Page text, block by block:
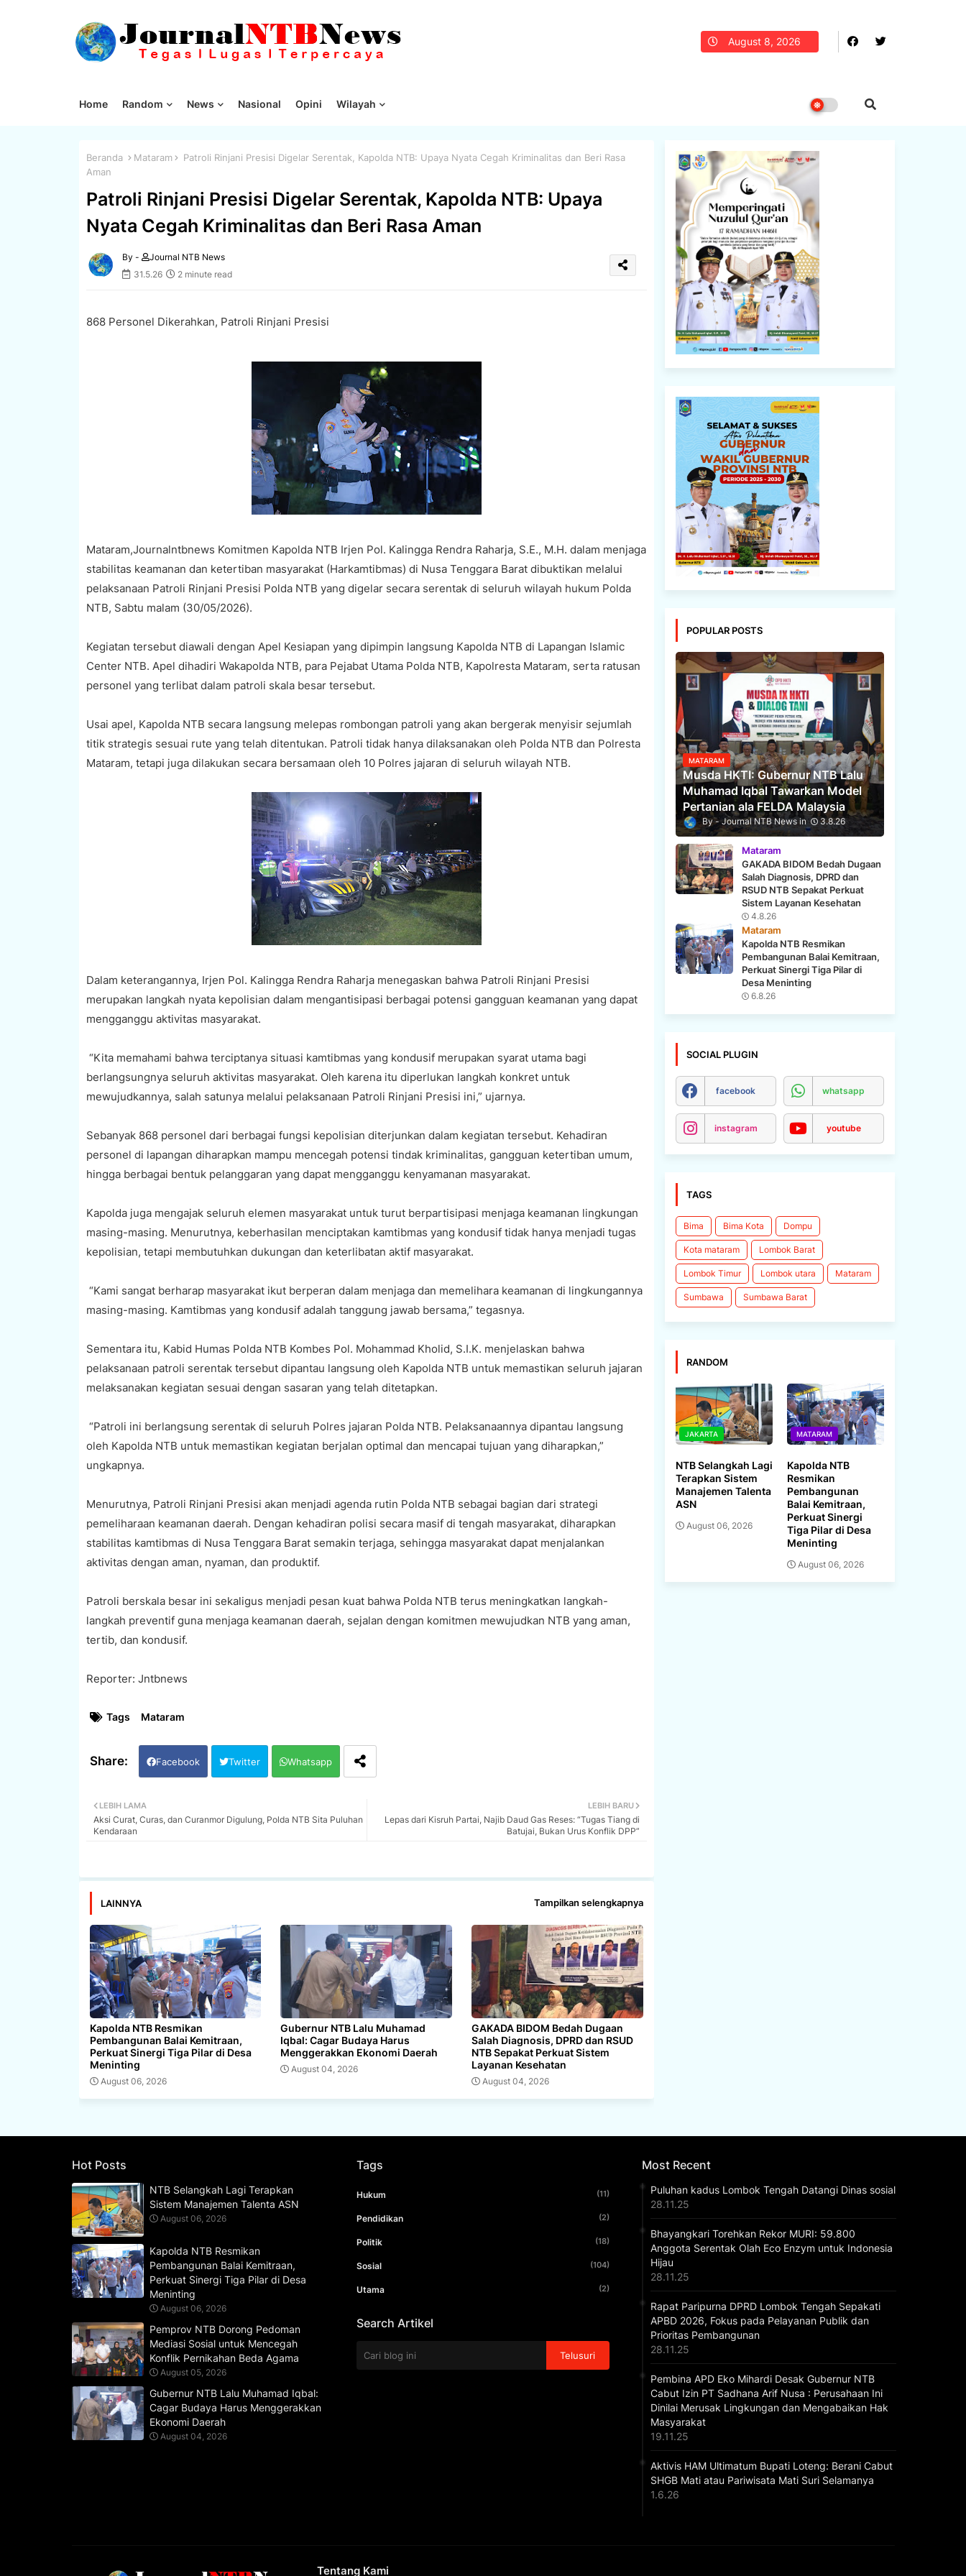
August 8, 2026
Home Random News Nasional Opini Wilayah
Beranda Mataram
Patroli Rinjani Presisi Digelar Serentak, Kapolda NTB: Upaya Nyata Cegah Kriminalitas dan Beri Rasa
Aman
Patroli Rinjani Presisi Digelar Serentak, Kapolda NTB: Upaya
Nyata Cegah Kriminalitas dan Beri Rasa Aman
By -
Journal NTB News
31.5.26
2 minute read
868 Personel Dikerahkan, Patroli Rinjani Presisi
Mataram,Journalntbnews Komitmen Kapolda NTB Irjen Pol. Kalingga Rendra Raharja, S.E., M.H. dalam menjaga
stabilitas keamanan dan ketertiban masyarakat (Harkamtibmas) di Nusa Tenggara Barat dibuktikan melalui
pelaksanaan Patroli Rinjani Presisi Polda NTB yang digelar secara serentak di seluruh wilayah hukum Polda
NTB, Sabtu malam (30/05/2026).
Kegiatan tersebut diawali dengan Apel Kesiapan yang dipimpin langsung Kapolda NTB di Lapangan Islamic
Center NTB. Apel dihadiri Wakapolda NTB, para Pejabat Utama Polda NTB, Kapolresta Mataram, serta ratusan
personel yang terlibat dalam patroli skala besar tersebut.
Usai apel, Kapolda NTB secara langsung melepas rombongan patroli yang akan bergerak menyisir sejumlah
titik strategis sesuai rute yang telah ditentukan. Patroli tidak hanya dilaksanakan oleh Polda NTB dan Polresta
Mataram, tetapi juga dilakukan secara bersamaan oleh 10 Polres jajaran di seluruh wilayah NTB.
Dalam keterangannya, Irjen Pol. Kalingga Rendra Raharja menegaskan bahwa Patroli Rinjani Presisi
merupakan langkah nyata kepolisian dalam mengantisipasi berbagai potensi gangguan keamanan yang dapat
mengganggu aktivitas masyarakat.
“Kita memahami bahwa terciptanya situasi kamtibmas yang kondusif merupakan syarat utama bagi
berlangsungnya seluruh aktivitas masyarakat. Oleh karena itu diperlukan langkah konkret untuk
mewujudkannya, salah satunya melalui pelaksanaan Patroli Rinjani Presisi ini,” ujarnya.
Sebanyak 868 personel dari berbagai fungsi kepolisian diterjunkan dalam kegiatan tersebut. Kehadiran
personel di lapangan diharapkan mampu mencegah potensi tindak kriminalitas, gangguan ketertiban umum,
hingga berbagai bentuk pelanggaran yang dapat mengganggu kenyamanan masyarakat.
Kapolda juga mengajak seluruh elemen masyarakat untuk turut berpartisipasi menjaga keamanan lingkungan
masing-masing. Menurutnya, keberhasilan menciptakan kamtibmas yang kondusif tidak hanya menjadi tugas
kepolisian, tetapi membutuhkan dukungan dan keterlibatan aktif masyarakat.
“Kami sangat berharap masyarakat ikut berperan dalam menjaga dan memelihara keamanan di lingkungannya
masing-masing. Kamtibmas yang kondusif adalah tanggung jawab bersama,” tegasnya.
Sementara itu, Kabid Humas Polda NTB Kombes Pol. Mohammad Kholid, S.I.K. menjelaskan bahwa
pelaksanaan patroli serentak tersebut dipantau langsung oleh Kapolda NTB untuk memastikan seluruh jajaran
melaksanakan kegiatan sesuai dengan sasaran yang telah ditetapkan.
“Patroli ini berlangsung serentak di seluruh Polres jajaran Polda NTB. Pelaksanaannya dipantau langsung
oleh Kapolda NTB untuk memastikan kegiatan berjalan optimal dan mencapai tujuan yang diharapkan,”
ungkapnya.
Menurutnya, Patroli Rinjani Presisi akan menjadi agenda rutin Polda NTB sebagai bagian dari strategi
pemeliharaan keamanan daerah. Dengan kehadiran polisi secara masif di tengah masyarakat, diharapkan
stabilitas kamtibmas di Nusa Tenggara Barat semakin terjaga, sehingga masyarakat dapat menjalankan
aktivitas dengan aman, nyaman, dan produktif.
Patroli berskala besar ini sekaligus menjadi pesan kuat bahwa Polda NTB terus meningkatkan langkah-
langkah preventif guna menjaga keamanan daerah, sejalan dengan komitmen mewujudkan NTB yang aman,
tertib, dan kondusif.
Reporter: Jntbnews
Tags Mataram
Facebook Twitter Whatsapp
LEBIH BARU
Lepas dari Kisruh Partai, Najib Daud Gas Reses: “Tugas Tiang di
Batujai, Bukan Urus Konflik DPP”
LEBIH LAMA
Aksi Curat, Curas, dan Curanmor Digulung, Polda NTB Sita Puluhan
Kendaraan
LAINNYA Tampilkan selengkapnya
Kapolda NTB Resmikan
Pembangunan Balai Kemitraan,
Perkuat Sinergi Tiga Pilar di Desa
Meninting
August 06, 2026
Gubernur NTB Lalu Muhamad
Iqbal: Cagar Budaya Harus
Menggerakkan Ekonomi Daerah
August 04, 2026
GAKADA BIDOM Bedah Dugaan
Salah Diagnosis, DPRD dan RSUD
NTB Sepakat Perkuat Sistem
Layanan Kesehatan
August 04, 2026
POPULAR POSTS
MATARAM
Musda HKTI: Gubernur NTB Lalu
Muhamad Iqbal Tawarkan Model
Pertanian ala FELDA Malaysia
Journal NTB News 3.8.26
Mataram
GAKADA BIDOM Bedah Dugaan
Salah Diagnosis, DPRD dan
RSUD NTB Sepakat Perkuat
Sistem Layanan Kesehatan
4.8.26
Mataram
Kapolda NTB Resmikan
Pembangunan Balai Kemitraan,
Perkuat Sinergi Tiga Pilar di
Desa Meninting
6.8.26
SOCIAL PLUGIN
facebook whatsapp
instagram youtube
TAGS
Bima Bima Kota Dompu
Kota mataram Lombok Barat
Lombok Timur Lombok utara Mataram
Sumbawa Sumbawa Barat
RANDOM
JAKARTA
NTB Selangkah Lagi
Terapkan Sistem
Manajemen Talenta
ASN
August 06, 2026
MATARAM
Kapolda NTB
Resmikan
Pembangunan
Balai Kemitraan,
Perkuat Sinergi
Tiga Pilar di Desa
Meninting
August 06, 2026
Hot Posts
NTB Selangkah Lagi Terapkan
Sistem Manajemen Talenta ASN
August 06, 2026
Kapolda NTB Resmikan
Pembangunan Balai Kemitraan,
Perkuat Sinergi Tiga Pilar di Desa
Meninting
August 06, 2026
Pemprov NTB Dorong Pedoman
Mediasi Sosial untuk Mencegah
Konflik Pernikahan Beda Agama
August 05, 2026
Gubernur NTB Lalu Muhamad Iqbal:
Cagar Budaya Harus Menggerakkan
Ekonomi Daerah
August 04, 2026
Tags
Hukum (11)
Pendidikan (2)
Politik (18)
Sosial (104)
Utama (2)
Search Artikel
Most Recent
Puluhan kadus Lombok Tengah Datangi Dinas sosial
28.11.25
Bhayangkari Torehkan Rekor MURI: 59.800
Anggota Serentak Olah Eco Enzym untuk Indonesia
Hijau
28.11.25
Rapat Paripurna DPRD Lombok Tengah Sepakati
APBD 2026, Fokus pada Pelayanan Publik dan
Prioritas Pembangunan
28.11.25
Pembina APD Eko Mihardi Desak Gubernur NTB
Cabut Izin PT Sadhana Arif Nusa : Perusahaan Ini
Dinilai Merusak Lingkungan dan Mengabaikan Hak
Masyarakat
19.11.25
Aktivis HAM Ultimatum Bupati Loteng: Berani Cabut
SHGB Mati atau Pariwisata Mati Suri Selamanya
1.6.26
Tentang Kami